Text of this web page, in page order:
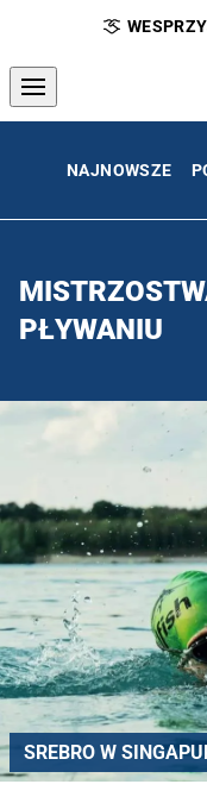
NAJNOWSZE
PŁYWANIU
SREBRO W